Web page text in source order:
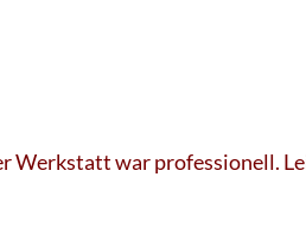
Werkstatt war professionell.